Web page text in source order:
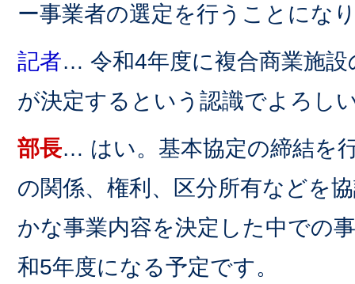
ー事業者の選定を行うことにな
記者… 令和4年度に複合商業施設
が決定するという認識でよろし
部長… はい。基本協定の締結を
の関係、権利、区分所有などを
かな事業内容を決定した中での
和5年度になる予定です。